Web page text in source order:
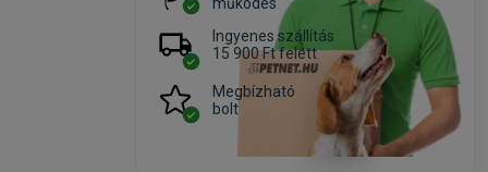
Ingyenes szállítás
15 900 Ft felett
Megbízható
bolt